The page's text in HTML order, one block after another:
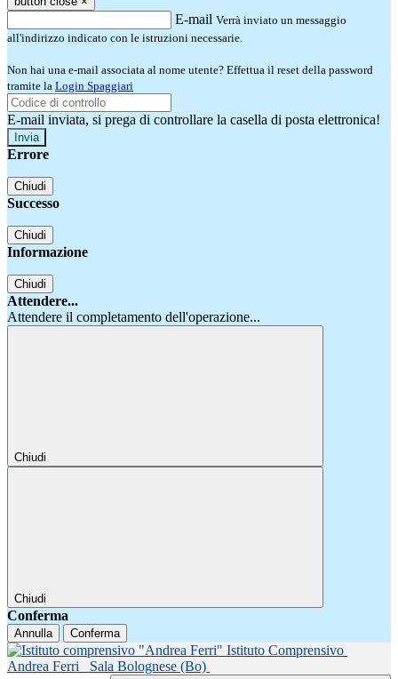
E-mail Verrà inviato un messaggio
all'indirizzo indicato con le istruzioni necessarie.
Non hai una e-mail associata al nome utente? Effettua il reset della password
tramite la Login Spaggiari
E-mail inviata, si prega di controllare la casella di posta elettronica!
Errore
Chiudi
Successo
Chiudi
Informazione
Chiudi
Attendere...
Attendere il completamento dell'operazione...
Chiudi
Chiudi
Conferma
Annulla Conferma
Istituto Comprensivo
Andrea Ferri
Sala Bolognese (Bo)